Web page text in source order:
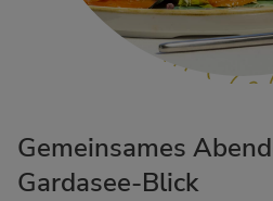
Gemeinsames
Gardasee-Blick